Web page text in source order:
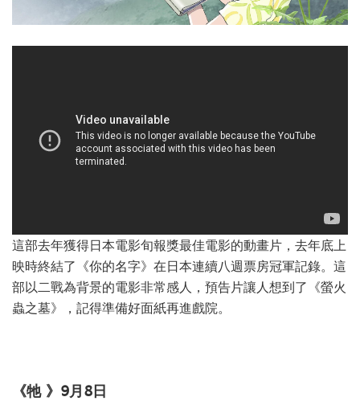
這部去年獲得日本電影旬報獎最佳電影的動畫片，去年底上
映時終結了《你的名字》在日本連續八週票房冠軍記錄。這
部以二戰為背景的電影非常感人，預告片讓人想到了《螢火
蟲之墓》，記得準備好面紙再進戲院。
《牠 》9月8日